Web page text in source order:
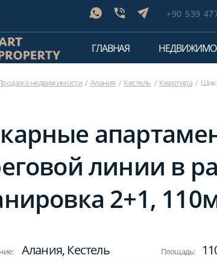
+90 539
ГЛАВНАЯ
недвижимости Алания Кестель Квартира
линии в
2+1,
Алания, Кестель Площадь: